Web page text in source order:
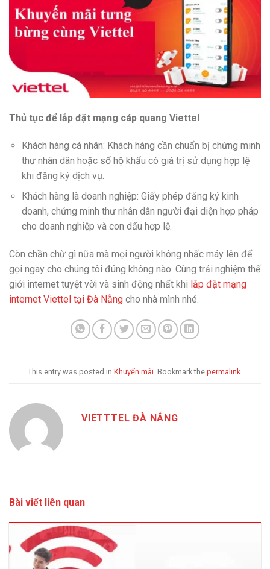
Thủ tục để lắp đặt mạng cáp quang Viettel
Khách hàng cá nhân: Khách hàng cần chuẩn bị chứng minh
thư nhân dân hoặc sổ hộ khẩu có giá trị sử dụng hợp lệ
khi đăng ký dịch vụ.
Khách hàng là doanh nghiệp: Giấy phép đăng ký kinh
doanh, chứng minh thư nhân dân người đại diện hợp pháp
cho doanh nghiệp và con dấu hợp lệ.
Còn chần chừ gì nữa mà mọi người không nhấc máy lên để
gọi ngay cho chúng tôi đúng không nào. Cùng trải nghiệm thế
giới internet tuyệt vời và sinh động nhất khi lắp đặt mạng
internet Viettel tại Đà Nẵng cho nhà mình nhé.
This entry was posted in Khuyến mãi. Bookmark the permalink.
VIETTTEL ĐÀ NẴNG
Bài viết liên quan